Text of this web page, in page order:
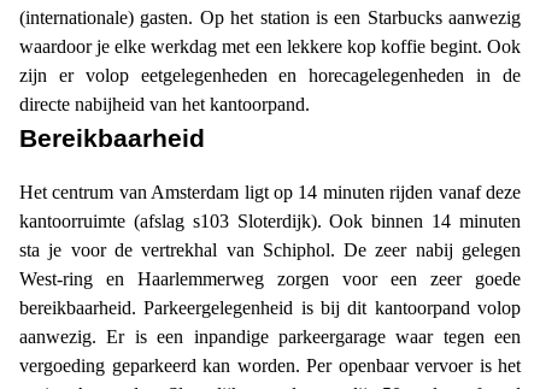
(internationale) gasten. Op het station is een Starbucks aanwezig
waardoor je elke werkdag met een lekkere kop koffie begint. Ook
zijn er volop eetgelegenheden en horecagelegenheden in de
directe nabijheid van het kantoorpand.
Bereikbaarheid
Het centrum van Amsterdam ligt op 14 minuten rijden vanaf deze
kantoorruimte (afslag s103 Sloterdijk). Ook binnen 14 minuten
sta je voor de vertrekhal van Schiphol. De zeer nabij gelegen
West-ring en Haarlemmerweg zorgen voor een zeer goede
bereikbaarheid. Parkeergelegenheid is bij dit kantoorpand volop
aanwezig. Er is een inpandige parkeergarage waar tegen een
vergoeding geparkeerd kan worden. Per openbaar vervoer is het